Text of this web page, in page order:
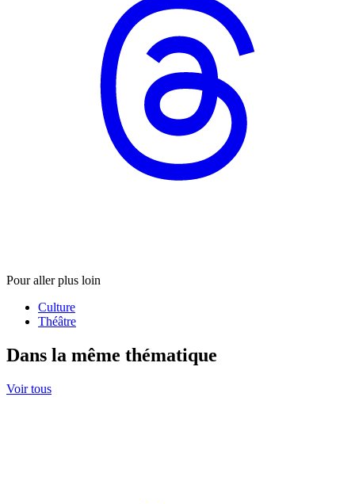
Pour aller plus loin
Culture
Théâtre
Dans la même thématique
Voir tous